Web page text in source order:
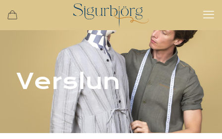
Verslun